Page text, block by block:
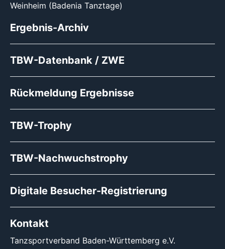
Weinheim (Badenia Tanztage)
Ergebnis-Archiv
TBW-Datenbank / ZWE
Rückmeldung Ergebnisse
TBW-Trophy
TBW-Nachwuchstrophy
Digitale Besucher-Registrierung
Kontakt
Tanzsportverband Baden-Württemberg e.V.